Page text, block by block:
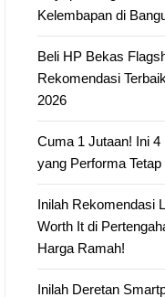
Kelembapan di
Beli HP Bekas
Rekomendasi
2026
Cuma 1 Jutaan! Ini
yang Performa
Inilah Rekomendasi
Worth It di
Harga Ramah!
Inilah Deretan